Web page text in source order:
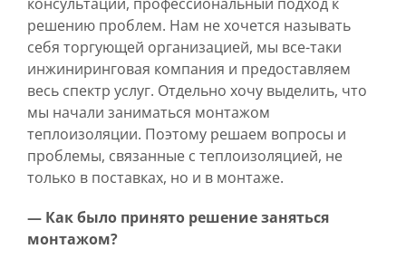
решению проблем. Нам не хочется называть
себя торгующей организацией, мы все-таки
инжиниринговая компания и предоставляем
весь спектр услуг. Отдельно хочу выделить, что
мы начали заниматься монтажом
теплоизоляции. Поэтому решаем вопросы и
проблемы, связанные с теплоизоляцией, не
только в поставках, но и в монтаже.
— Как было принято решение заняться
монтажом?